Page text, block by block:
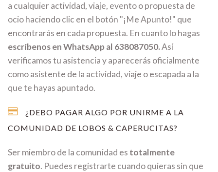
a cualquier actividad, viaje, evento o propuesta de
ocio haciendo clic en el botón "¡Me Apunto!" que
encontrarás en cada propuesta. En cuanto lo hagas
escríbenos en WhatsApp al 638087050.Así
verificamos tu asistencia y aparecerás oficialmente
como asistente de la actividad, viaje o escapada a la
que te hayas apuntado.
¿DEBO PAGAR ALGO POR UNIRME A LA
COMUNIDAD DE LOBOS & CAPERUCITAS?
Ser miembro de la comunidad es totalmente
gratuito. Puedes registrarte cuando quieras sin que